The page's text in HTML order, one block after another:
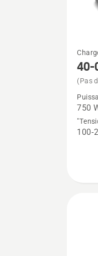
plus
de
détails
sur
40-
C750X
40-
(Pas
750
100-